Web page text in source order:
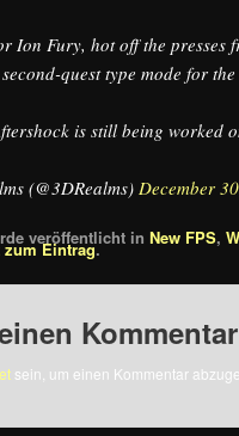
Ion Fury, hot off the presses
quest type mode for the
is still being worked
(@3DRealms)December
veröffentlicht inNew FPS,
zum Eintrag.
Kommentar
sein, um einen Kommentar